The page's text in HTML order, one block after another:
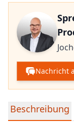
Nachricht
Detaillierte
Beschreibung